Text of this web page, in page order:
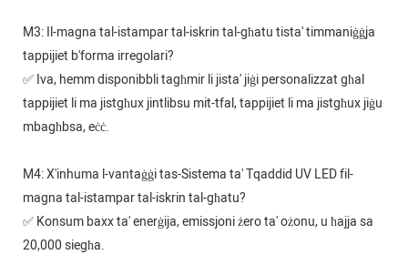
M3: Il-magna tal-istampar tal-iskrin tal-għatu tista' timmaniġġja
tappijiet b'forma irregolari?
✅ Iva, hemm disponibbli tagħmir li jista' jiġi personalizzat għal
tappijiet li ma jistgħux jintlibsu mit-tfal, tappijiet li ma jistgħux jiġu
mbagħbsa, eċċ.
M4: X'inhuma l-vantaġġi tas-Sistema ta' Tqaddid UV LED fil-
magna tal-istampar tal-iskrin tal-għatu?
✅ Konsum baxx ta' enerġija, emissjoni żero ta' ożonu, u ħajja sa
20,000 siegħa.